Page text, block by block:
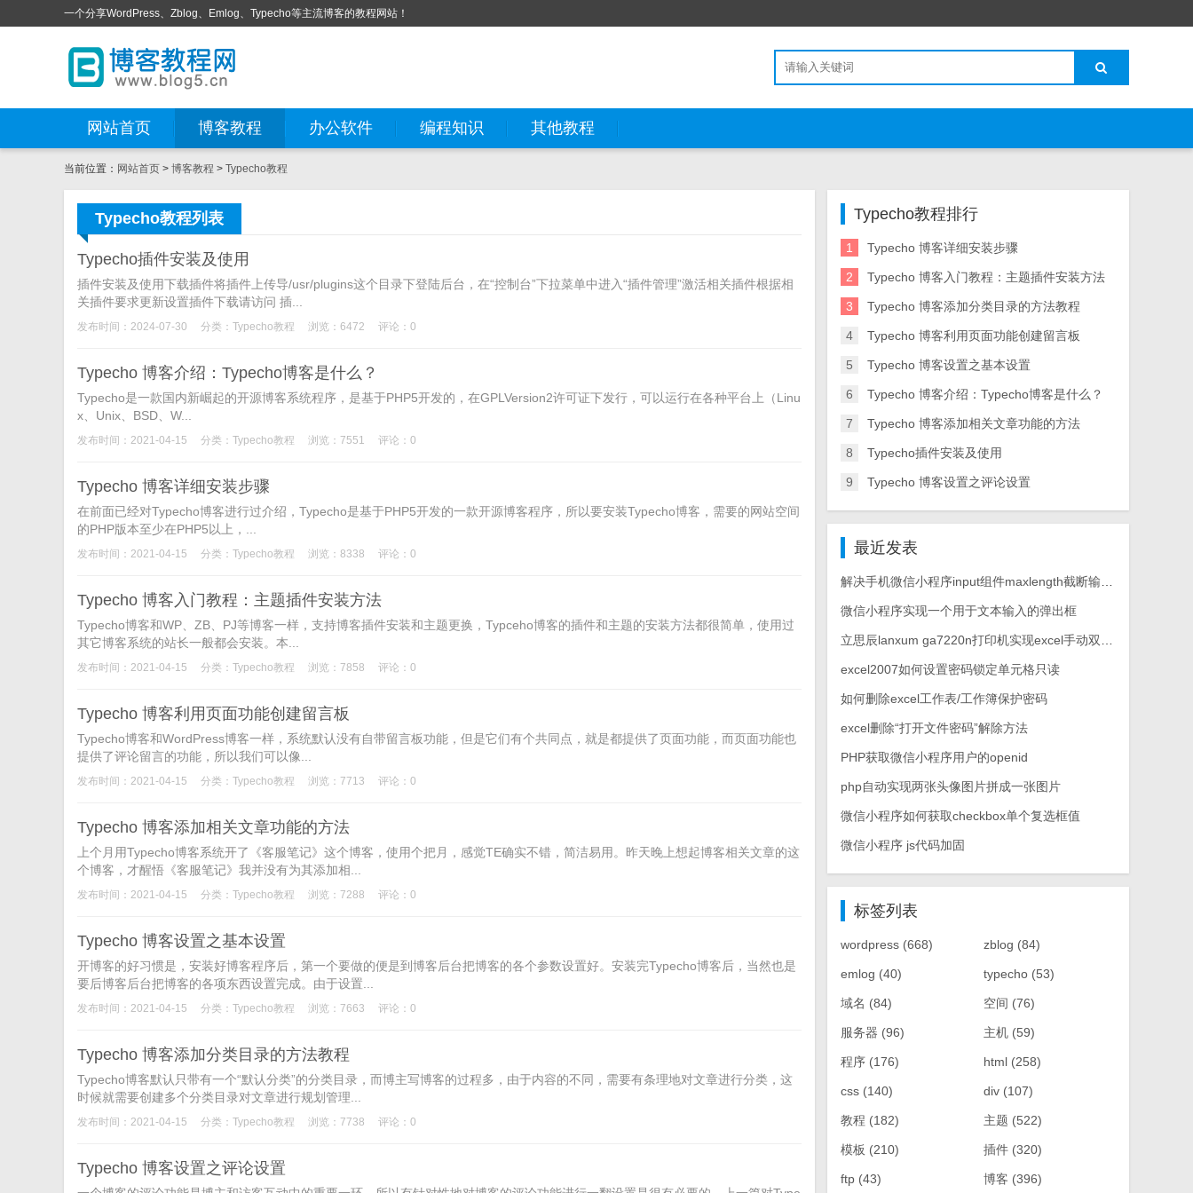
一个分享WordPress、Zblog、Emlog、Typecho等主流博客的教程网站！
网站首页 博客教程 办公软件 编程知识 其他教程
当前位置： 网站首页 > 博客教程 > Typecho教程
Typecho教程列表
Typecho插件安装及使用
插件安装及使用下载插件将插件上传导/usr/plugins这个目录下登陆后台，在“控制台”下拉菜单中进入“插件管理”激活相关插件根据相
关插件要求更新设置插件下载请访问 插...
发布时间：2024-07-30 分类： Typecho教程 浏览：6472 评论：0
Typecho 博客介绍：Typecho博客是什么？
Typecho是一款国内新崛起的开源博客系统程序，是基于PHP5开发的，在GPLVersion2许可证下发行，可以运行在各种平台上（Linu
x、Unix、BSD、W...
发布时间：2021-04-15 分类： Typecho教程 浏览：7551 评论：0
Typecho 博客详细安装步骤
在前面已经对Typecho博客进行过介绍，Typecho是基于PHP5开发的一款开源博客程序，所以要安装Typecho博客，需要的网站空间
的PHP版本至少在PHP5以上，...
发布时间：2021-04-15 分类： Typecho教程 浏览：8338 评论：0
Typecho 博客入门教程：主题插件安装方法
Typecho博客和WP、ZB、PJ等博客一样，支持博客插件安装和主题更换，Typceho博客的插件和主题的安装方法都很简单，使用过
其它博客系统的站长一般都会安装。本...
发布时间：2021-04-15 分类： Typecho教程 浏览：7858 评论：0
Typecho 博客利用页面功能创建留言板
Typecho博客和WordPress博客一样，系统默认没有自带留言板功能，但是它们有个共同点，就是都提供了页面功能，而页面功能也
提供了评论留言的功能，所以我们可以像...
发布时间：2021-04-15 分类： Typecho教程 浏览：7713 评论：0
Typecho 博客添加相关文章功能的方法
上个月用Typecho博客系统开了《客服笔记》这个博客，使用个把月，感觉TE确实不错，简洁易用。昨天晚上想起博客相关文章的这
个博客，才醒悟《客服笔记》我并没有为其添加相...
发布时间：2021-04-15 分类： Typecho教程 浏览：7288 评论：0
Typecho 博客设置之基本设置
开博客的好习惯是，安装好博客程序后，第一个要做的便是到博客后台把博客的各个参数设置好。安装完Typecho博客后，当然也是
要后博客后台把博客的各项东西设置完成。由于设置...
发布时间：2021-04-15 分类： Typecho教程 浏览：7663 评论：0
Typecho 博客添加分类目录的方法教程
Typecho博客默认只带有一个“默认分类”的分类目录，而博主写博客的过程多，由于内容的不同，需要有条理地对文章进行分类，这
时候就需要创建多个分类目录对文章进行规划管理...
发布时间：2021-04-15 分类： Typecho教程 浏览：7738 评论：0
Typecho 博客设置之评论设置
Typecho教程排行
1 Typecho 博客详细安装步骤
2 Typecho 博客入门教程：主题插件安装方法
3 Typecho 博客添加分类目录的方法教程
4 Typecho 博客利用页面功能创建留言板
5 Typecho 博客设置之基本设置
6 Typecho 博客介绍：Typecho博客是什么？
7 Typecho 博客添加相关文章功能的方法
8 Typecho插件安装及使用
9 Typecho 博客设置之评论设置
最近发表
微信小程序实现一个用于文本输入的弹出框
excel2007如何设置密码锁定单元格只读
如何删除excel工作表/工作簿保护密码
excel删除“打开文件密码”解除方法
PHP获取微信小程序用户的openid
php自动实现两张头像图片拼成一张图片
微信小程序如何获取checkbox单个复选框值
微信小程序 js代码加固
标签列表
wordpress(668) zblog (84)
emlog (40) typecho (53)
域名 (84) 空间 (76)
服务器 (96) 主机 (59)
程序(176) html (258)
css(140) div (107)
教程 (182) 主题 (522)
模板 (210) 插件 (320)
ftp(43) 博客 (396)